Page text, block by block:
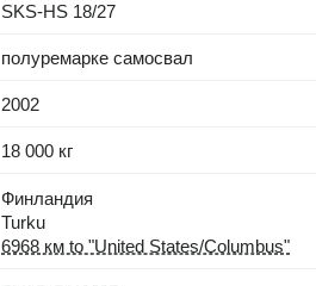
SKS-HS 18/27
полуремарке самосвал
2002
18 000 кг
Финландия
Turku
6968 км to "United States/Columbus"